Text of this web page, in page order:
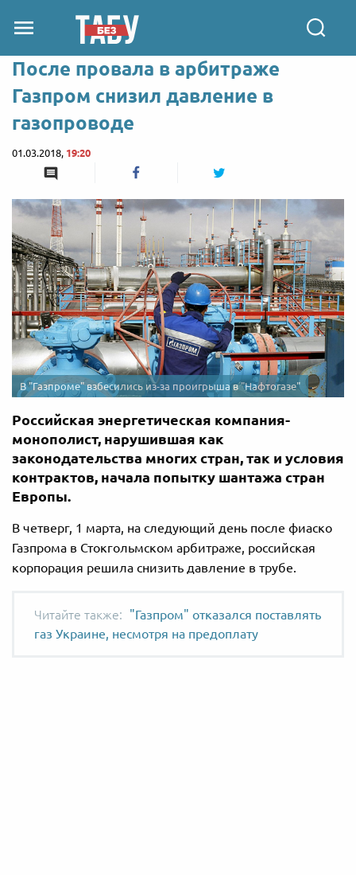
После провала в арбитраже
Газпром снизил давление в
газопроводе
01.03.2018, 19:20
В "Газпроме" взбесились из-за проигрыша в "Нафтогазе"
Российская энергетическая компания-
монополист, нарушившая как
законодательства многих стран, так и условия
контрактов, начала попытку шантажа стран
Европы.
В четверг, 1 марта, на следующий день после фиаско
Газпрома в Стокгольмском арбитраже, российская
корпорация решила снизить давление в трубе.
"Газпром" отказался поставлять
газ Украине, несмотря на предоплату